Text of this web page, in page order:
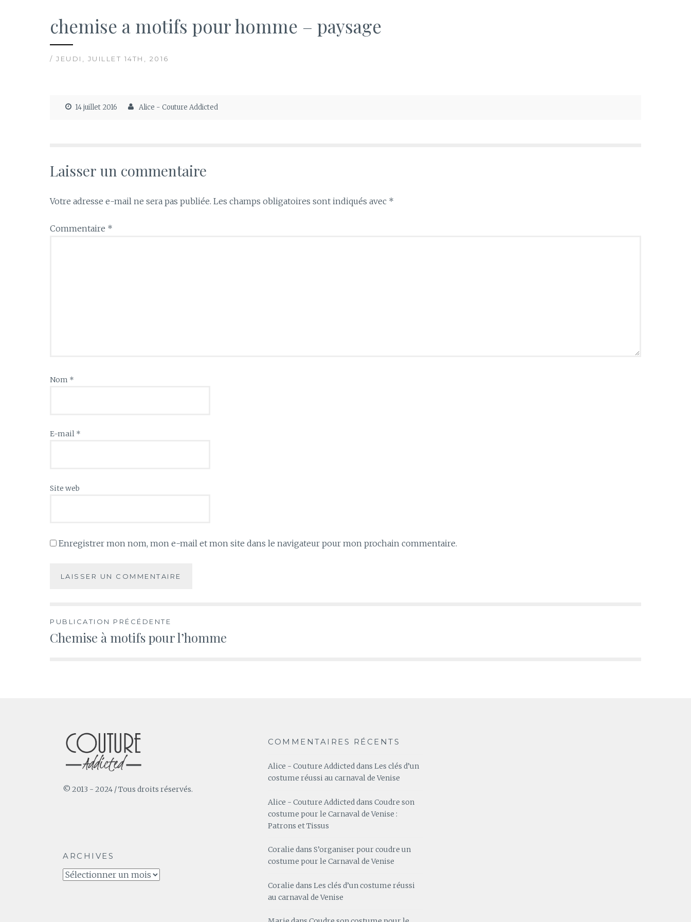
chemise a motifs pour homme – paysage
/ JEUDI, JUILLET 14TH, 2016
14 juillet 2016 Alice - Couture Addicted
Laisser un commentaire
Votre adresse e-mail ne sera pas publiée. Les champs obligatoires sont indiqués avec *
Commentaire *
Nom *
E-mail *
Site web
Enregistrer mon nom, mon e-mail et mon site dans le navigateur pour mon prochain commentaire.
Navigation
PUBLICATION PRÉCÉDENTE
Chemise à motifs pour l’homme
© 2013 - 2024 / Tous droits réservés.
ARCHIVES
Archives
COMMENTAIRES RÉCENTS
Alice - Couture Addicteddans Les clés d’un
costume réussi au carnaval de Venise
Alice - Couture Addicteddans Coudre son
costume pour le Carnaval de Venise :
Patrons et Tissus
Coralie dans S’organiser pour coudre un
costume pour le Carnaval de Venise
Coralie dans Les clés d’un costume réussi
au carnaval de Venise